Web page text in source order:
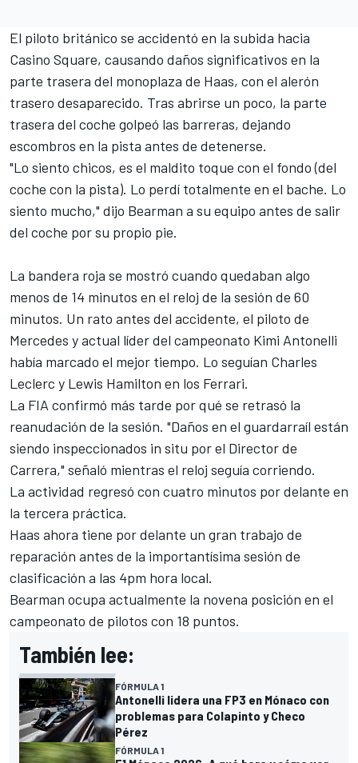
El piloto británico se accidentó en la subida hacia
Casino Square, causando daños significativos en la
parte trasera del monoplaza de Haas, con el alerón
trasero desaparecido. Tras abrirse un poco, la parte
trasera del coche golpeó las barreras, dejando
escombros en la pista antes de detenerse.
"Lo siento chicos, es el maldito toque con el fondo (del
coche con la pista). Lo perdí totalmente en el bache. Lo
siento mucho," dijo Bearman a su equipo antes de salir
del coche por su propio pie.
La bandera roja se mostró cuando quedaban algo
menos de 14 minutos en el reloj de la sesión de 60
minutos. Un rato antes del accidente, el piloto de
Mercedes y actual líder del campeonato Kimi Antonelli
había marcado el mejor tiempo. Lo seguían Charles
Leclerc y Lewis Hamilton en los Ferrari.
La FIA confirmó más tarde por qué se retrasó la
reanudación de la sesión. "Daños en el guardarraíl están
siendo inspeccionados in situ por el Director de
Carrera," señaló mientras el reloj seguía corriendo.
La actividad regresó con cuatro minutos por delante en
la tercera práctica.
Haas ahora tiene por delante un gran trabajo de
reparación antes de la importantísima sesión de
clasificación a las 4pm hora local.
Bearman ocupa actualmente la novena posición en el
campeonato de pilotos con 18 puntos.
También lee:
FÓRMULA 1
Antonelli lidera una FP3 en Mónaco con
problemas para Colapinto y Checo
Pérez
FÓRMULA 1